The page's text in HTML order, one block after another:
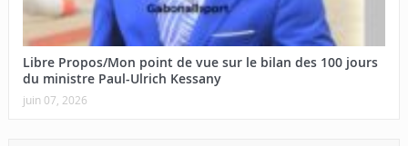
Libre Propos/Mon point de vue sur le bilan des 100 jours
du ministre Paul-Ulrich Kessany
juin 07, 2026